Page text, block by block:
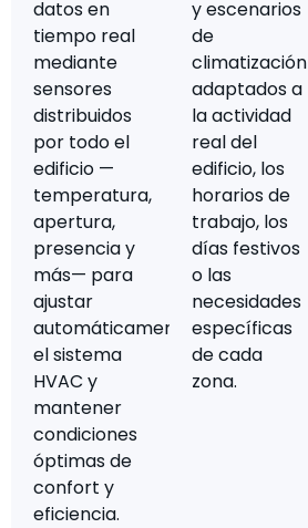
datos en
tiempo real
mediante
sensores
distribuidos
por todo el
edificio —
temperatura,
apertura,
presencia y
más— para
ajustar
automáticamente
el sistema
HVAC y
mantener
condiciones
óptimas de
confort y
eficiencia.
y escenarios
de
climatización
adaptados a
la actividad
real del
edificio, los
horarios de
trabajo, los
días festivos
o las
necesidades
específicas
de cada
zona.